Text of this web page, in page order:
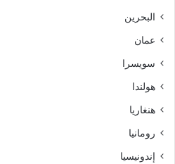
البحرين
عمان
سويسرا
هولندا
هنغاريا
رومانيا
إندونيسيا